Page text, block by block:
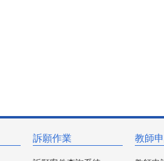
訴願作業 教師